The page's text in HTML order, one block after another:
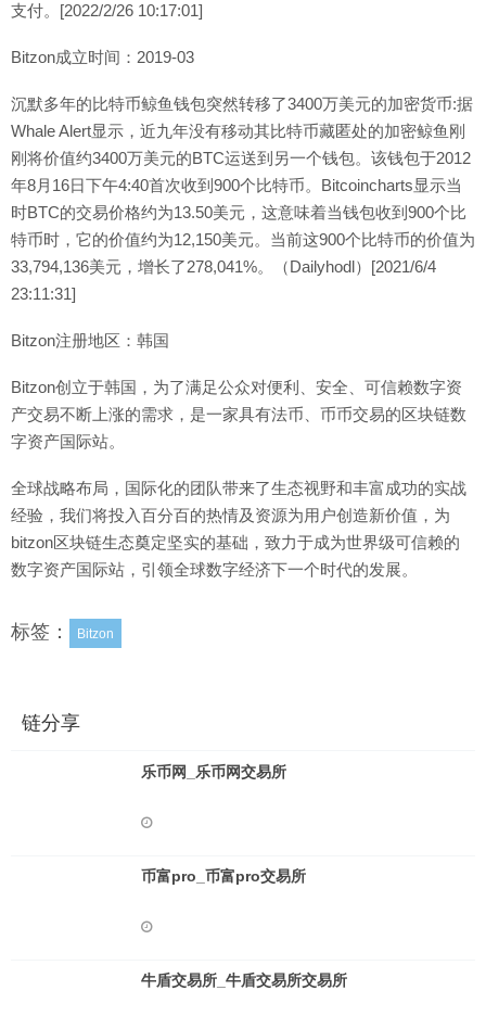
支付。[2022/2/26 10:17:01]
Bitzon成立时间：2019-03
沉默多年的比特币鲸鱼钱包突然转移了3400万美元的加密货币:据
Whale Alert显示，近九年没有移动其比特币藏匿处的加密鲸鱼刚
刚将价值约3400万美元的BTC运送到另一个钱包。该钱包于2012
年8月16日下午4:40首次收到900个比特币。Bitcoincharts显示当
时BTC的交易价格约为13.50美元，这意味着当钱包收到900个比
特币时，它的价值约为12,150美元。当前这900个比特币的价值为
33,794,136美元，增长了278,041%。（Dailyhodl）[2021/6/4
23:11:31]
Bitzon注册地区：韩国
Bitzon创立于韩国，为了满足公众对便利、安全、可信赖数字资
产交易不断上涨的需求，是一家具有法币、币币交易的区块链数
字资产国际站。
全球战略布局，国际化的团队带来了生态视野和丰富成功的实战
经验，我们将投入百分百的热情及资源为用户创造新价值，为
bitzon区块链生态奠定坚实的基础，致力于成为世界级可信赖的
数字资产国际站，引领全球数字经济下一个时代的发展。
标签： Bitzon
链分享
乐币网_乐币网交易所
币富pro_币富pro交易所
牛盾交易所_牛盾交易所交易所